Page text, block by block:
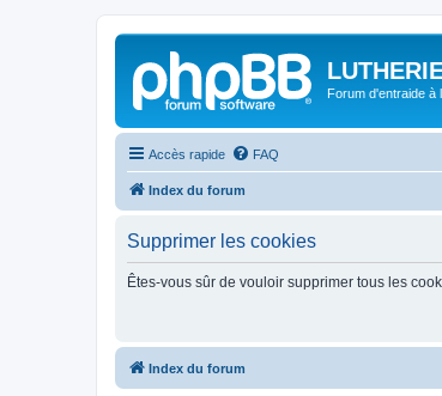
Forum d'entraide à
Accès rapide FAQ
Index du forum
Supprimer les cookies
Êtes-vous sûr de vouloir supprimer tous les
Index du forum